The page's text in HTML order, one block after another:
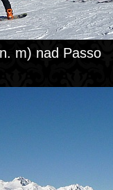
m) nad Passo